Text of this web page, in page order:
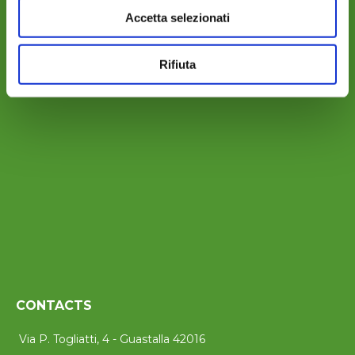
Accetta selezionati
Rifiuta
WHERE WE ARE
CONTACTS
Via P. Togliatti, 4 - Guastalla 42016